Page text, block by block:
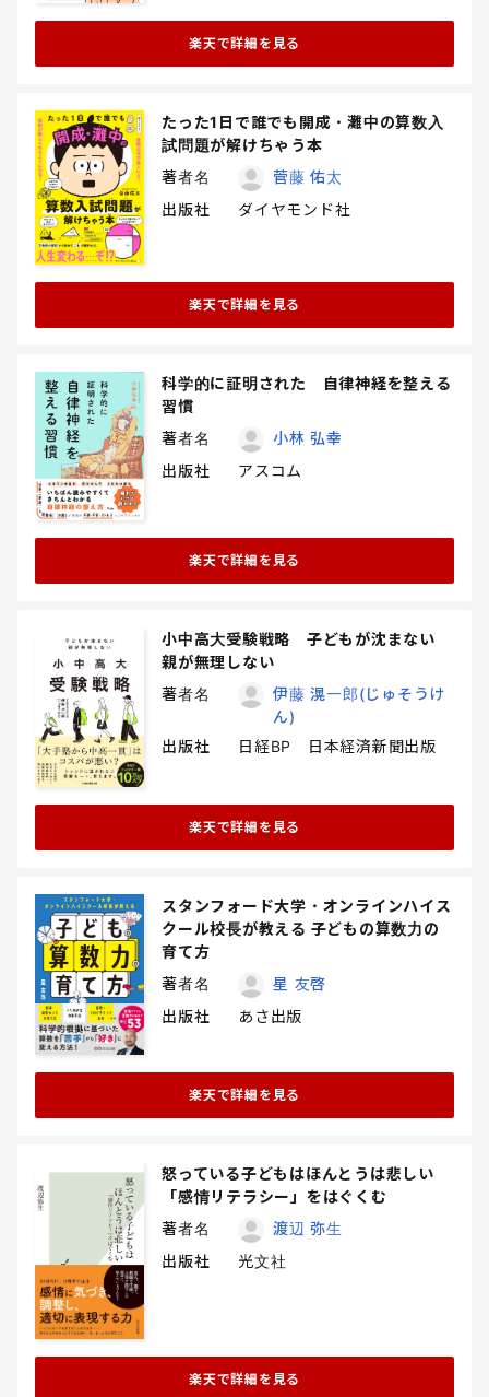
楽天で詳細を見る
たった1日で誰でも開成・灘中の算数入
試問題が解けちゃう本
著者名
菅藤 佑太
出版社
ダイヤモンド社
楽天で詳細を見る
科学的に証明された 自律神経を整える
習慣
著者名
小林 弘幸
出版社
アスコム
楽天で詳細を見る
小中高大受験戦略 子どもが沈まない
親が無理しない
著者名
伊藤 滉一郎(じゅそうけ
ん)
出版社
日経BP 日本経済新聞出版
楽天で詳細を見る
スタンフォード大学・オンラインハイス
クール校長が教える 子どもの算数力の
育て方
著者名
星 友啓
出版社
あさ出版
楽天で詳細を見る
怒っている子どもはほんとうは悲しい
「感情リテラシー」をはぐくむ
著者名
渡辺 弥生
出版社
光文社
楽天で詳細を見る